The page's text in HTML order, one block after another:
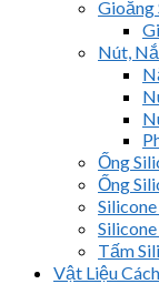
Gioăng
Nút,
Ống
Ống
Tấm
Vật Liệu